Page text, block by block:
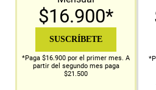
$16.900*
SUSCRÍBETE
*Paga $16.900 por el primer mes. A
partir del segundo mes paga
$21.500